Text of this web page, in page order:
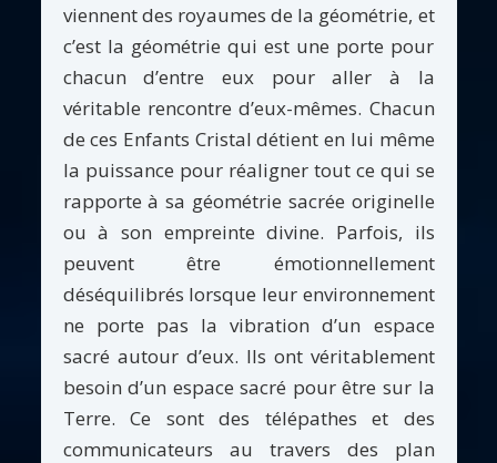
viennent des royaumes de la géométrie, et
c’est la géométrie qui est une porte pour
chacun d’entre eux pour aller à la
véritable rencontre d’eux-mêmes. Chacun
de ces Enfants Cristal détient en lui même
la puissance pour réaligner tout ce qui se
rapporte à sa géométrie sacrée originelle
ou à son empreinte divine. Parfois, ils
peuvent être émotionnellement
déséquilibrés lorsque leur environnement
ne porte pas la vibration d’un espace
sacré autour d’eux. Ils ont véritablement
besoin d’un espace sacré pour être sur la
Terre. Ce sont des télépathes et des
communicateurs au travers des plan